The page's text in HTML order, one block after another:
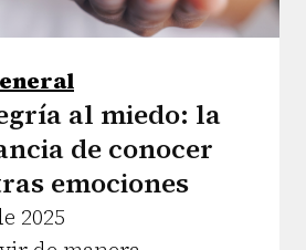
al miedo: la
de conocer
emociones
2025